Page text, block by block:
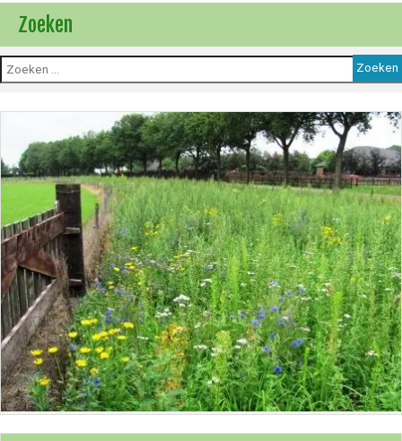
Zoeken
Zoeken
naar: